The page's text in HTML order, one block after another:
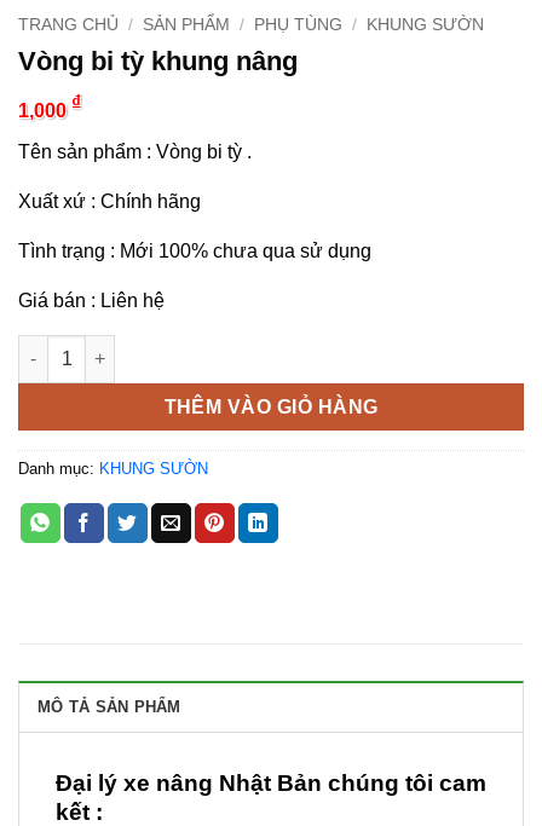
TRANG CHỦ / SẢN PHẨM / PHỤ TÙNG / KHUNG SƯỜN
Vòng bi tỳ khung nâng
1,000 ₫
Tên sản phẩm : Vòng bi tỳ .
Xuất xứ : Chính hãng
Tình trạng : Mới 100% chưa qua sử dụng
Giá bán : Liên hệ
Vòng bi tỳ khung nâng số lượng
THÊM VÀO GIỎ HÀNG
Danh mục: KHUNG SƯỜN
MÔ TẢ SẢN PHẨM
Đại lý xe nâng Nhật Bản chúng tôi cam
kết :